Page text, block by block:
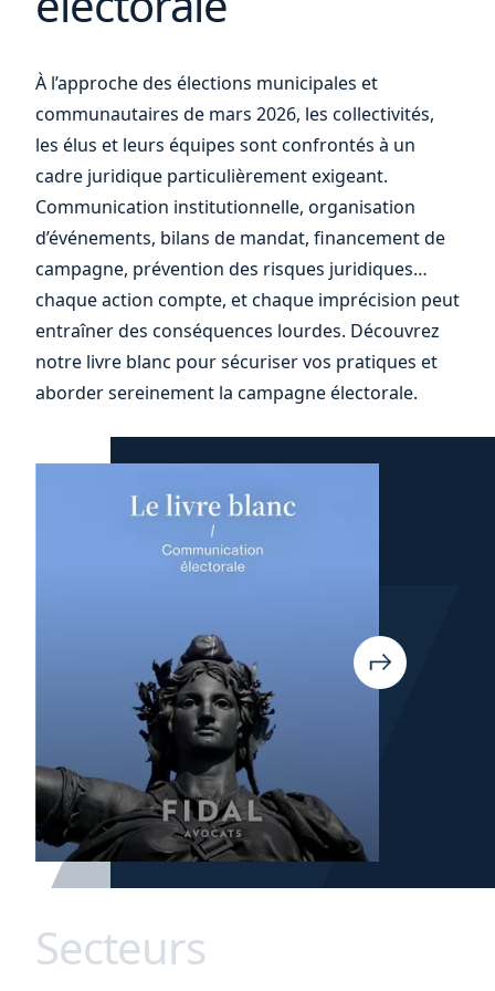
votre
À l’approche des élections municipales et
communautaires de mars 2026, les collectivités,
les élus et leurs équipes sont confrontés à un
cadre juridique particulièrement exigeant.
Communication institutionnelle, organisation
d’événements, bilans de mandat, financement de
campagne, prévention des risques juridiques…
chaque action compte, et chaque imprécision peut
entraîner des conséquences lourdes. Découvrez
notre livre blanc pour sécuriser vos pratiques et
aborder sereinement la campagne électorale.
Secteurs